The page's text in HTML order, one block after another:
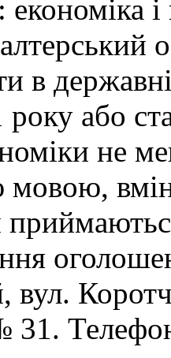
економіка
в
або
не
вул.
31.